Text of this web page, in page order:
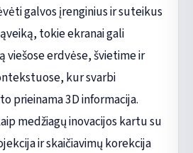
galvos įrenginius ir suteikus
tokie ekranai gali
viešose erdvėse, švietime ir
kur svarbi
prieinama 3D informacija.
medžiagų inovacijos kartu su
ir skaičiavimų korekcija